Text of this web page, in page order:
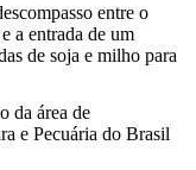
entre o
a entrada de um
de soja e milho para
da área de
e Pecuária do Brasil